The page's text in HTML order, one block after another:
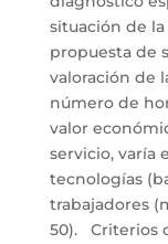
situación de
propuesta de
valoración de
número de
valor
servicio, varía
tecnologías
trabajadores
50). Criterios